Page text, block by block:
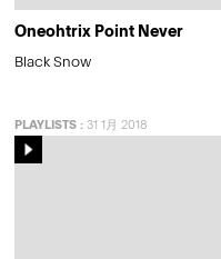
Oneohtrix Point Never
Black Snow
PLAYLISTS : 31 1月 2018